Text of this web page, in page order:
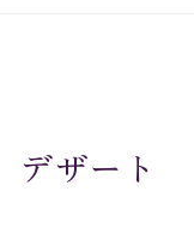
デザート